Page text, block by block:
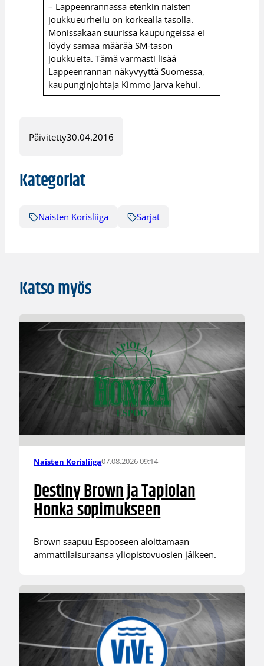
– Lappeenrannassa etenkin naisten
joukkueurheilu on korkealla tasolla.
Monissakaan suurissa kaupungeissa ei
löydy samaa määrää SM-tason
joukkueita. Tämä varmasti lisää
Lappeenrannan näkyvyyttä Suomessa,
kaupunginjohtaja Kimmo Jarva kehui.
Päivitetty30.04.2016
Kategoriat
Naisten Korisliiga Sarjat
Katso myös
Naisten Korisliiga07.08.2026 09:14
Destiny Brown ja Tapiolan
Honka sopimukseen
Brown saapuu Espooseen aloittamaan
ammattilaisuraansa yliopistovuosien jälkeen.